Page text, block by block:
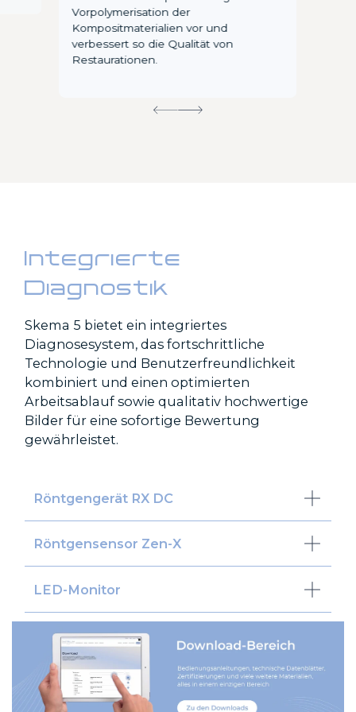
Vorpolymerisation der
Kompositmaterialien vor und
verbessert so die Qualität von
Restaurationen.
Integrierte
Diagnostik
Skema 5 bietet ein integriertes
Diagnosesystem, das fortschrittliche
Technologie und Benutzerfreundlichkeit
kombiniert und einen optimierten
Arbeitsablauf sowie qualitativ hochwertige
Bilder für eine sofortige Bewertung
gewährleistet.
Röntgengerät RX DC
Röntgensensor Zen-X
LED-Monitor